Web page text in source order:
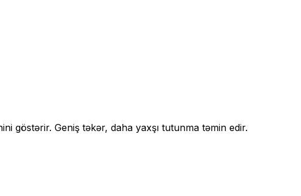
göstərir. Geniş təkər, daha yaxşı tutunma təmin edir.